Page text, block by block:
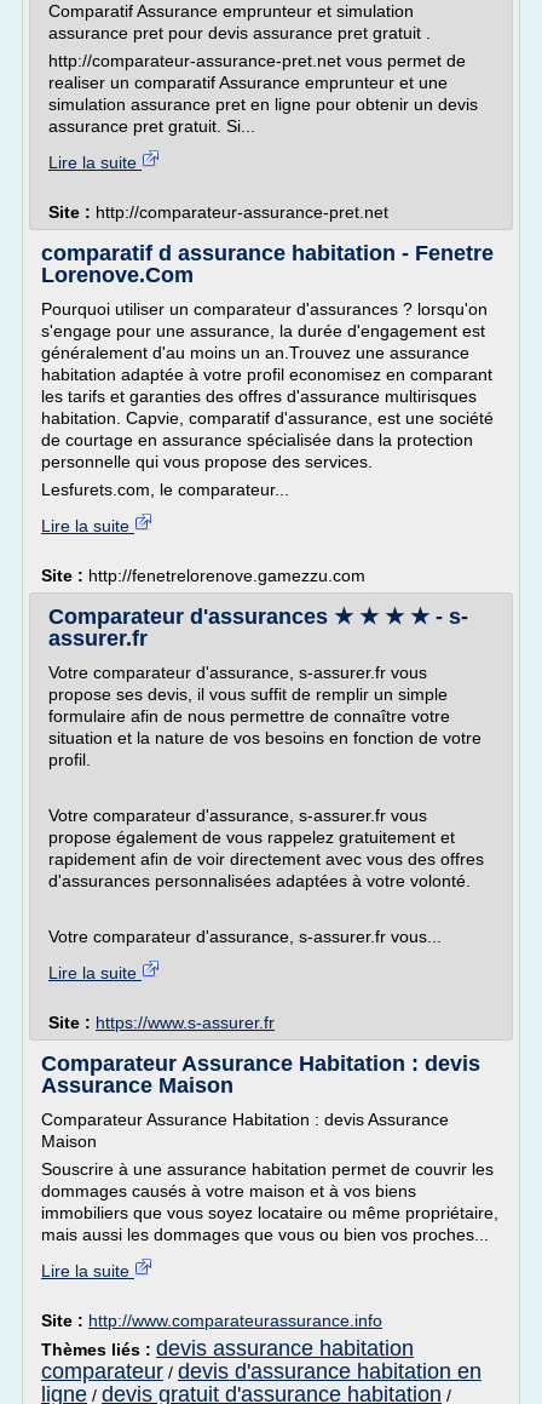
Comparatif Assurance emprunteur et simulation
assurance pret pour devis assurance pret gratuit .
http://comparateur-assurance-pret.net vous permet de
realiser un comparatif Assurance emprunteur et une
simulation assurance pret en ligne pour obtenir un devis
assurance pret gratuit. Si...
Lire la suite
Site : http://comparateur-assurance-pret.net
comparatif d assurance habitation - Fenetre
Lorenove.Com
Pourquoi utiliser un comparateur d'assurances ? lorsqu'on
s'engage pour une assurance, la durée d'engagement est
généralement d'au moins un an.Trouvez une assurance
habitation adaptée à votre profil economisez en comparant
les tarifs et garanties des offres d'assurance multirisques
habitation. Capvie, comparatif d'assurance, est une société
de courtage en assurance spécialisée dans la protection
personnelle qui vous propose des services.
Lesfurets.com, le comparateur...
Lire la suite
Site : http://fenetrelorenove.gamezzu.com
Comparateur d'assurances ★ ★ ★ ★ - s-
assurer.fr
Votre comparateur d'assurance, s-assurer.fr vous
propose ses devis, il vous suffit de remplir un simple
formulaire afin de nous permettre de connaître votre
situation et la nature de vos besoins en fonction de votre
profil.
Votre comparateur d'assurance, s-assurer.fr vous
propose également de vous rappelez gratuitement et
rapidement afin de voir directement avec vous des offres
d'assurances personnalisées adaptées à votre volonté.
Votre comparateur d'assurance, s-assurer.fr vous...
Lire la suite
Site : https://www.s-assurer.fr
Comparateur Assurance Habitation : devis
Assurance Maison
Comparateur Assurance Habitation : devis Assurance
Maison
Souscrire à une assurance habitation permet de couvrir les
dommages causés à votre maison et à vos biens
immobiliers que vous soyez locataire ou même propriétaire,
mais aussi les dommages que vous ou bien vos proches...
Lire la suite
Site : http://www.comparateurassurance.info
Thèmes liés : devis assurance habitation
comparateur / devis d'assurance habitation en
ligne / devis gratuit d'assurance habitation /